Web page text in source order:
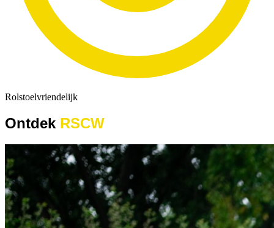
Rolstoelvriendelijk
Ontdek RSCW